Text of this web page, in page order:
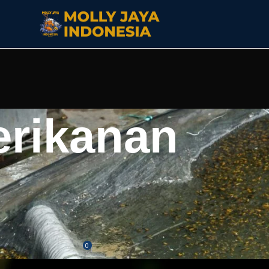
LAIN
Si Eksotis Kuning yang Jadi
On Juli 6, 2026 0